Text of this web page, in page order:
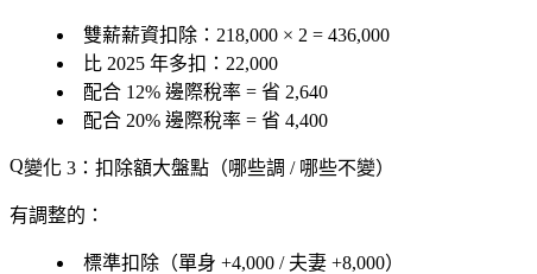
雙薪薪資扣除：218,000 × 2 = 436,000
比 2025 年多扣：22,000
配合 12% 邊際稅率 = 省 2,640
配合 20% 邊際稅率 = 省 4,400
變化 3：扣除額大盤點（哪些調 / 哪些不變）
有調整的 ：
標準扣除（單身 +4,000 / 夫妻 +8,000）